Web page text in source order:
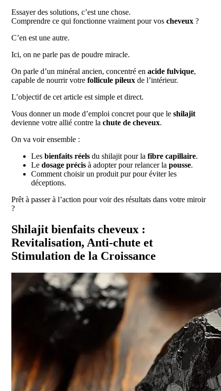
Essayer des solutions, c’est une chose.
Comprendre ce qui fonctionne vraiment pour vos cheveux ?
C’en est une autre.
Ici, on ne parle pas de poudre miracle.
On parle d’un minéral ancien, concentré en acide fulvique,
capable de nourrir votre follicule pileux de l’intérieur.
L’objectif de cet article est simple et direct.
Vous donner un mode d’emploi concret pour que le shilajit
devienne votre allié contre la chute de cheveux.
On va voir ensemble :
Les bienfaits réels du shilajit pour la fibre capillaire.
Le dosage précis à adopter pour relancer la pousse.
Comment choisir un produit pur pour éviter les
déceptions.
Prêt à passer à l’action pour voir des résultats dans votre miroir
?
Shilajit bienfaits cheveux :
Revitalisation, Anti-chute et
Stimulation de la Croissance